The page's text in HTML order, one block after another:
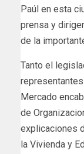
Paúl en esta
prensa y
de la
Tanto el
Mercado
de
explicaciones
la Vivienda y